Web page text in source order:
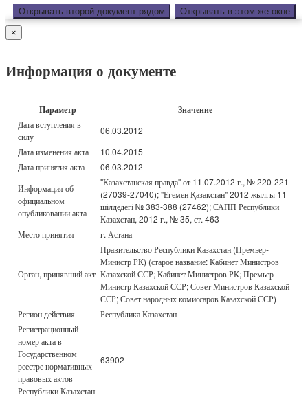
Открывать второй документ рядом Открывать в этом же окне
×
Информация о документе
Параметр Значение
Дата вступления в
силу
06.03.2012
Дата изменения акта
10.04.2015
Дата принятия акта
06.03.2012
Информация об
официальном
опубликовании акта
"Казахстанская правда" от 11.07.2012 г., № 220-221
(27039-27040); "Егемен Қазақстан" 2012 жылғы 11
шілдедегі № 383-388 (27462); САПП Республики
Казахстан, 2012 г., № 35, ст. 463
Место принятия
г. Астана
Орган, принявший акт
Правительство Республики Казахстан (Премьер-
Министр РК) (старое название: Кабинет Министров
Казахской ССР; Кабинет Министров РК; Премьер-
Министр Казахской ССР; Совет Министров Казахской
ССР; Совет народных комиссаров Казахской ССР)
Регион действия
Республика Казахстан
Регистрационный
номер акта в
Государственном
реестре нормативных
правовых актов
Республики Казахстан
63902